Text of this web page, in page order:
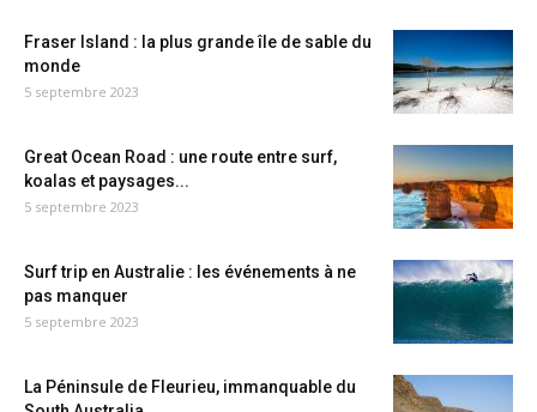
Fraser Island : la plus grande île de sable du
monde
5 septembre 2023
Great Ocean Road : une route entre surf,
koalas et paysages...
5 septembre 2023
Surf trip en Australie : les événements à ne
pas manquer
5 septembre 2023
La Péninsule de Fleurieu, immanquable du